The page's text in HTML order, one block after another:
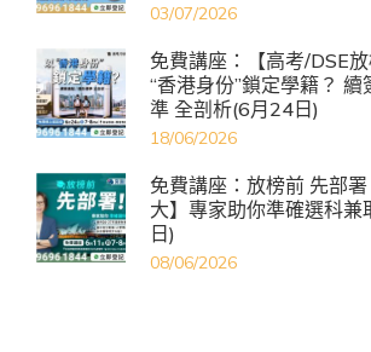
03/07/2026
免費講座：【高考/DSE
“香港身份”鎖定學籍？
準 全剖析(6月24日)
18/06/2026
免費講座：放榜前 先部
大】專家助你準確選科
日)
08/06/2026